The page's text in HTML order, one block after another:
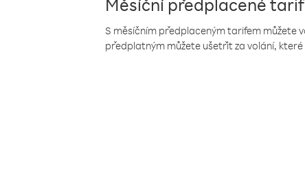
S měsíčním předplaceným tarifem můžete
předplatným můžete ušetřit za volání, které